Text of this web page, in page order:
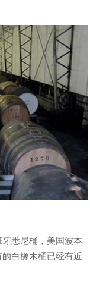
悉尼桶，美国波本
白橡木桶已经有近